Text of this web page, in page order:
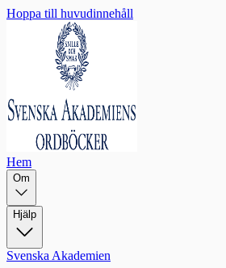
Hoppa till huvudinnehåll
Hem
Om
Hjälp
Svenska Akademien